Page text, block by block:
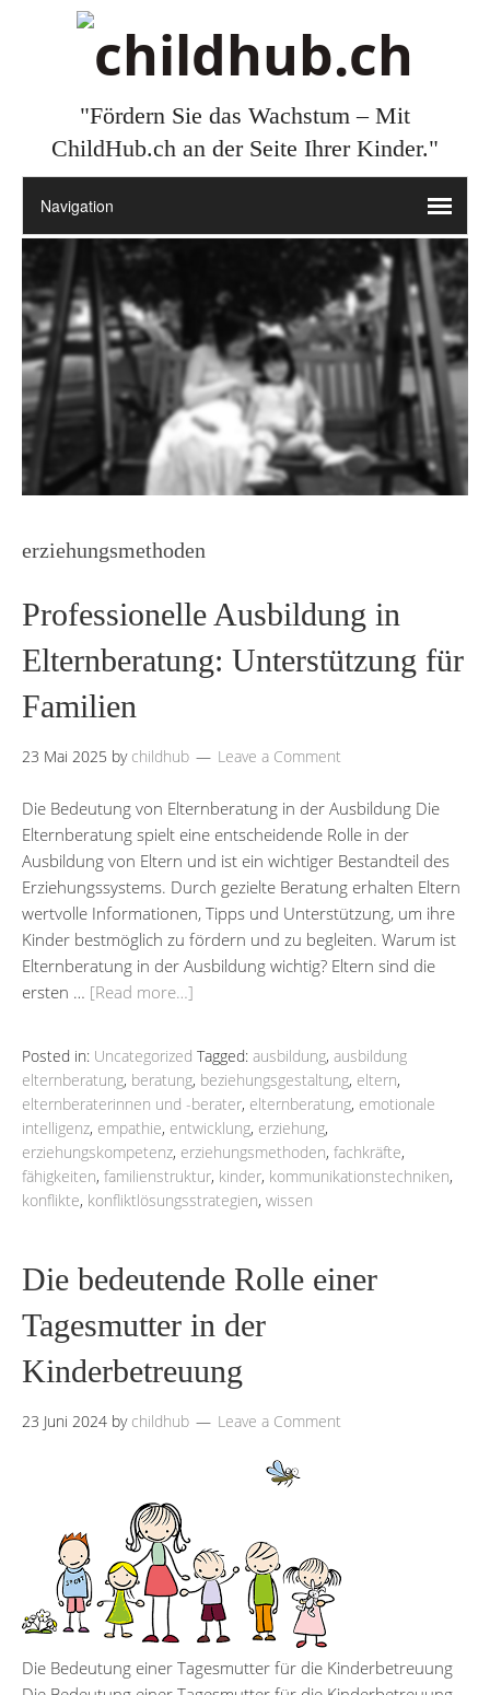
"Fördern Sie das Wachstum – Mit
ChildHub.ch an der Seite Ihrer Kinder."
erziehungsmethoden
Professionelle Ausbildung in
Elternberatung: Unterstützung für
Familien
23 Mai 2025 by childhub Leave a Comment
Die Bedeutung von Elternberatung in der Ausbildung Die
Elternberatung spielt eine entscheidende Rolle in der
Ausbildung von Eltern und ist ein wichtiger Bestandteil des
Erziehungssystems. Durch gezielte Beratung erhalten Eltern
wertvolle Informationen, Tipps und Unterstützung, um ihre
Kinder bestmöglich zu fördern und zu begleiten. Warum ist
Elternberatung in der Ausbildung wichtig? Eltern sind die
ersten … [Read more…]
Posted in: Uncategorized Tagged: ausbildung, ausbildung
elternberatung, beratung, beziehungsgestaltung, eltern,
elternberaterinnen und -berater, elternberatung, emotionale
intelligenz, empathie, entwicklung, erziehung,
erziehungskompetenz, erziehungsmethoden, fachkräfte,
fähigkeiten, familienstruktur, kinder, kommunikationstechniken,
konflikte, konfliktlösungsstrategien, wissen
Die bedeutende Rolle einer
Tagesmutter in der
Kinderbetreuung
23 Juni 2024 by childhub Leave a Comment
Die Bedeutung einer Tagesmutter für die Kinderbetreuung